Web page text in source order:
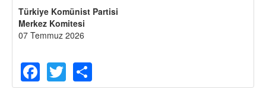
Türkiye Komünist Partisi
Merkez Komitesi
07 Temmuz 2026
Facebook
Twitter